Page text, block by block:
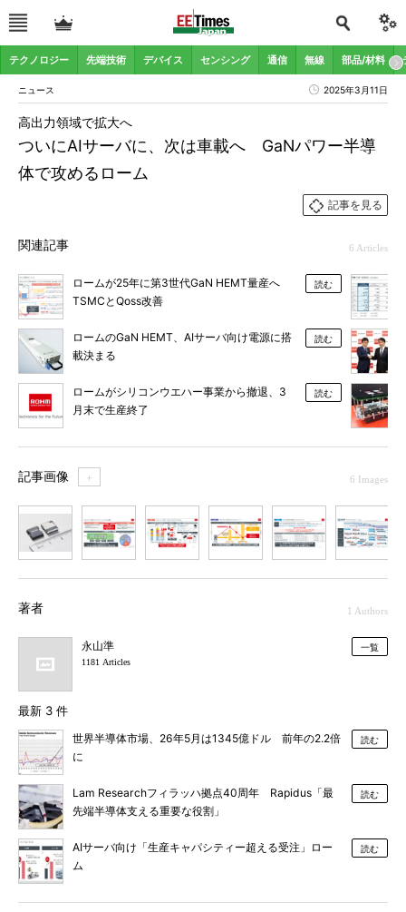
テクノロジー 先端技術 デバイス センシング 通信 無線 部品/材料
ニュース 2025年3月11日
ついにAIサーバに、次は車載へ GaNパワー半導
体で攻めるローム
高出力領域で拡大へ
記事を見る
関連記事 6 Articles
ロームが25年に第3世代GaN HEMT量産へ
TSMCとQoss改善
読む
ロームのGaN HEMT、AIサーバ向け電源に搭
載決まる
読む
ロームがシリコンウエハー事業から撤退、3
月末で生産終了
読む
記事画像 ＋ 6 Images
著者 1 Authors
永山準
1181 Articles
一覧
最新 3 件
世界半導体市場、26年5月は1345億ドル 前年の2.2倍
に
読む
Lam Researchフィラッハ拠点40周年 Rapidus「最
先端半導体支える重要な役割」
読む
AIサーバ向け「生産キャパシティー超える受注」ロー
ム
読む